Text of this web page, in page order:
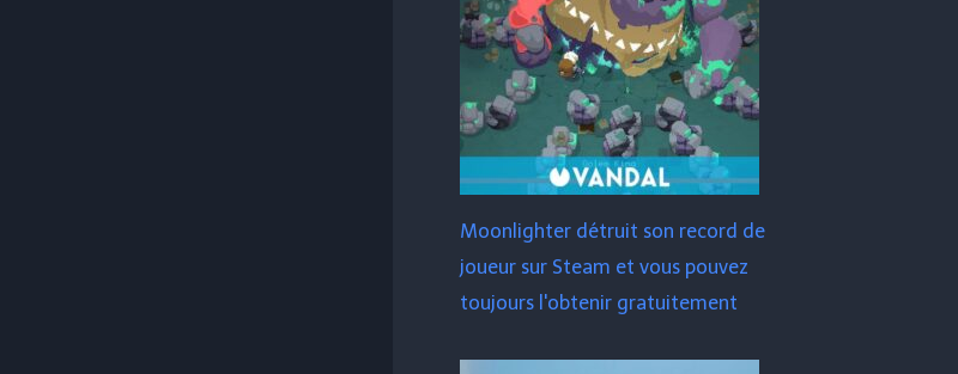
Moonlighter détruit son record de
joueur sur Steam et vous pouvez
toujours l'obtenir gratuitement